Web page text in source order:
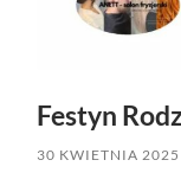
Festyn
30 KWIETNIA 2025